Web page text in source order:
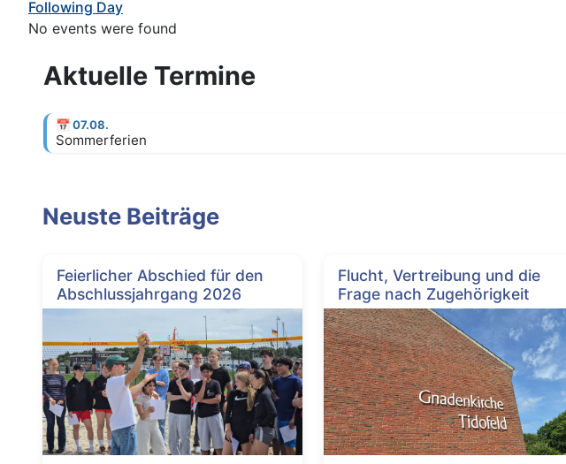
Following Day
No events were found
Aktuelle Termine
📅 07.08.
Sommerferien
Neuste Beiträge
Feierlicher Abschied für den
Abschlussjahrgang 2026
Flucht, Vertreibung und die
Frage nach Zugehörigkeit